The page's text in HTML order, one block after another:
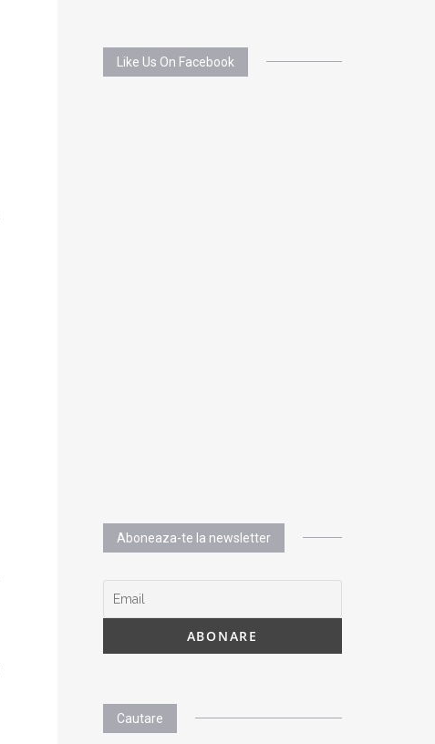
Like Us On Facebook
Aboneaza-te la newsletter
Cautare